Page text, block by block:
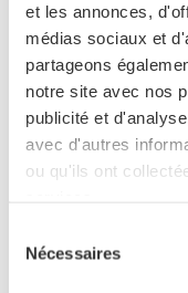
et les annonces,
médias sociaux et
partageons
notre site avec nos
publicité et
avec d'autres
ou qu'ils ont
Nécessaires
Email
Téléphone